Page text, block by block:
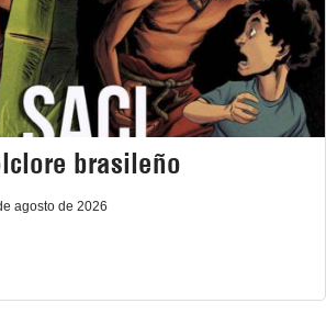
brasileño
agosto de 2026